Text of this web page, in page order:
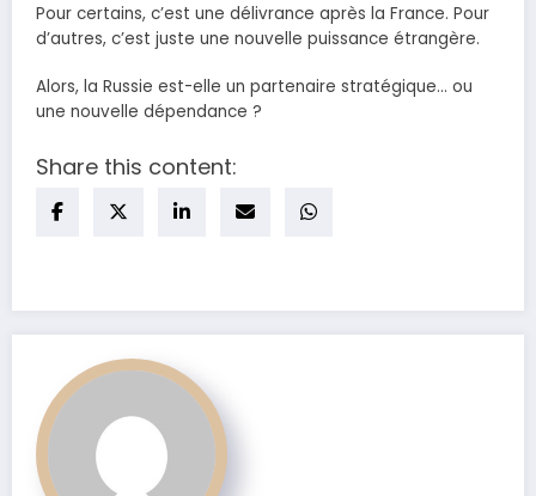
Pour certains, c’est une délivrance après la France. Pour
d’autres, c’est juste une nouvelle puissance étrangère.
Alors, la Russie est-elle un partenaire stratégique… ou
une nouvelle dépendance ?
Share this content: